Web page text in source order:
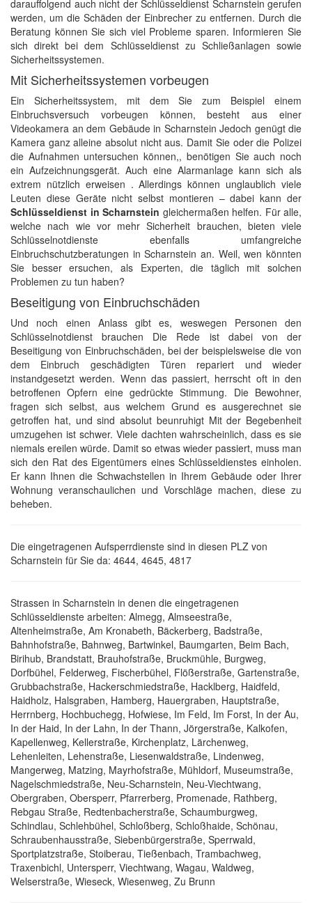
darauffolgend auch nicht der Schlüsseldienst Scharnstein gerufen
werden, um die Schäden der Einbrecher zu entfernen. Durch die
Beratung können Sie sich viel Probleme sparen. Informieren Sie
sich direkt bei dem Schlüsseldienst zu Schließanlagen sowie
Sicherheitssystemen.
Mit Sicherheitssystemen vorbeugen
Ein Sicherheitssystem, mit dem Sie zum Beispiel einem
Einbruchsversuch vorbeugen können, besteht aus einer
Videokamera an dem Gebäude in Scharnstein Jedoch genügt die
Kamera ganz alleine absolut nicht aus. Damit Sie oder die Polizei
die Aufnahmen untersuchen können,, benötigen Sie auch noch
ein Aufzeichnungsgerät. Auch eine Alarmanlage kann sich als
extrem nützlich erweisen . Allerdings können unglaublich viele
Leuten diese Geräte nicht selbst montieren – dabei kann der
Schlüsseldienst in Scharnstein gleichermaßen helfen. Für alle,
welche nach wie vor mehr Sicherheit brauchen, bieten viele
Schlüsselnotdienste ebenfalls umfangreiche
Einbruchschutzberatungen in Scharnstein an. Weil, wen könnten
Sie besser ersuchen, als Experten, die täglich mit solchen
Problemen zu tun haben?
Beseitigung von Einbruchschäden
Und noch einen Anlass gibt es, weswegen Personen den
Schlüsselnotdienst brauchen Die Rede ist dabei von der
Beseitigung von Einbruchschäden, bei der beispielsweise die von
dem Einbruch geschädigten Türen repariert und wieder
instandgesetzt werden. Wenn das passiert, herrscht oft in den
betroffenen Opfern eine gedrückte Stimmung. Die Bewohner,
fragen sich selbst, aus welchem Grund es ausgerechnet sie
getroffen hat, und sind absolut beunruhigt Mit der Begebenheit
umzugehen ist schwer. Viele dachten wahrscheinlich, dass es sie
niemals ereilen würde. Damit so etwas wieder passiert, muss man
sich den Rat des Eigentümers eines Schlüsseldienstes einholen.
Er kann Ihnen die Schwachstellen in Ihrem Gebäude oder Ihrer
Wohnung veranschaulichen und Vorschläge machen, diese zu
beheben.
Die eingetragenen Aufsperrdienste sind in diesen PLZ von
Scharnstein für Sie da: 4644, 4645, 4817
Strassen in Scharnstein in denen die eingetragenen
Schlüsseldienste arbeiten: Almegg, Almseestraße,
Altenheimstraße, Am Kronabeth, Bäckerberg, Badstraße,
Bahnhofstraße, Bahnweg, Bartwinkel, Baumgarten, Beim Bach,
Birihub, Brandstatt, Brauhofstraße, Bruckmühle, Burgweg,
Dorfbühel, Felderweg, Fischerbühel, Flößerstraße, Gartenstraße,
Grubbachstraße, Hackerschmiedstraße, Hacklberg, Haidfeld,
Haidholz, Halsgraben, Hamberg, Hauergraben, Hauptstraße,
Herrnberg, Hochbuchegg, Hofwiese, Im Feld, Im Forst, In der Au,
In der Haid, In der Lahn, In der Thann, Jörgerstraße, Kalkofen,
Kapellenweg, Kellerstraße, Kirchenplatz, Lärchenweg,
Lehenleiten, Lehenstraße, Liesenwaldstraße, Lindenweg,
Mangerweg, Matzing, Mayrhofstraße, Mühldorf, Museumstraße,
Nagelschmiedstraße, Neu-Scharnstein, Neu-Viechtwang,
Obergraben, Obersperr, Pfarrerberg, Promenade, Rathberg,
Rebgau Straße, Redtenbacherstraße, Schaumburgweg,
Schindlau, Schlehbühel, Schloßberg, Schloßhaide, Schönau,
Schraubenhausstraße, Siebenbürgerstraße, Sperrwald,
Sportplatzstraße, Stoiberau, Tießenbach, Trambachweg,
Traxenbichl, Untersperr, Viechtwang, Wagau, Waldweg,
Welserstraße, Wieseck, Wiesenweg, Zu Brunn